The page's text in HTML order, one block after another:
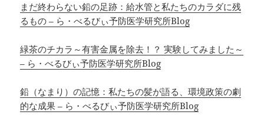
まだ終わらない鉛の足跡：給水管と私たちのカラダに残
るもの – ら・べるびぃ予防医学研究所Blog
緑茶のチカラ～有害金属を除去！？ 実験してみました～
– ら・べるびぃ予防医学研究所Blog
鉛（なまり）の記憶：私たちの髪が語る、環境政策の劇
的な成果 – ら・べるびぃ予防医学研究所Blog